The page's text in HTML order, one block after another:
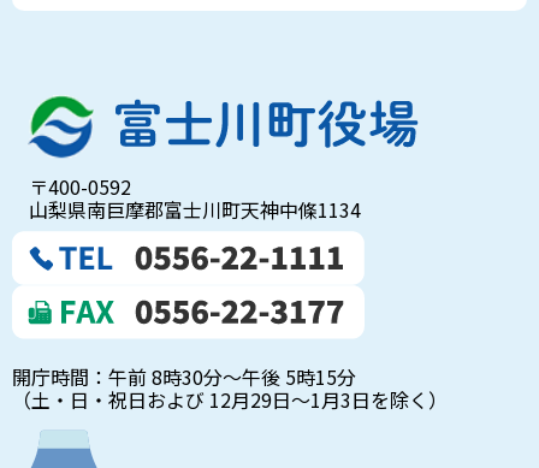
〒400-0592
山梨県南巨摩郡富士川町天神中條1134
開庁時間：午前 8時30分～午後 5時15分
（土・日・祝日および 12月29日～1月3日を除く）